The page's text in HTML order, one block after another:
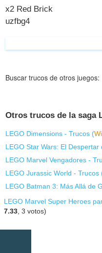
x2 Red Brick
uzfbg4
Buscar trucos de otros juegos:
Otros trucos de la saga
LEGO Dimensions - Trucos (
LEGO Star Wars: El
LEGO Marvel Vengadores -
LEGO Jurassic World - Trucos
LEGO Batman 3: Más Allá de
LEGO Marvel Super Heroes
7.33 ,3 votos)